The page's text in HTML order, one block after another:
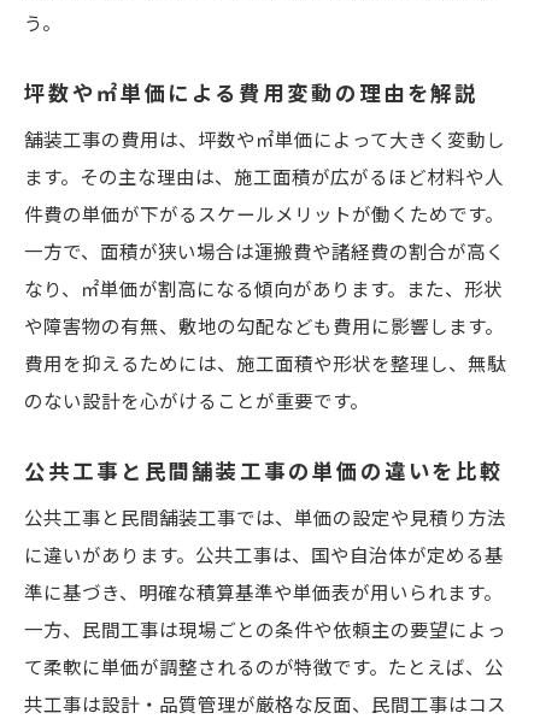
う。
坪数や㎡単価による費用変動の理由を解説
舗装工事の費用は、坪数や㎡単価によって大きく変動し
ます。その主な理由は、施工面積が広がるほど材料や人
件費の単価が下がるスケールメリットが働くためです。
一方で、面積が狭い場合は運搬費や諸経費の割合が高く
なり、㎡単価が割高になる傾向があります。また、形状
や障害物の有無、敷地の勾配なども費用に影響します。
費用を抑えるためには、施工面積や形状を整理し、無駄
のない設計を心がけることが重要です。
公共工事と民間舗装工事の単価の違いを比較
公共工事と民間舗装工事では、単価の設定や見積り方法
に違いがあります。公共工事は、国や自治体が定める基
準に基づき、明確な積算基準や単価表が用いられます。
一方、民間工事は現場ごとの条件や依頼主の要望によっ
て柔軟に単価が調整されるのが特徴です。たとえば、公
共工事は設計・品質管理が厳格な反面、民間工事はコス